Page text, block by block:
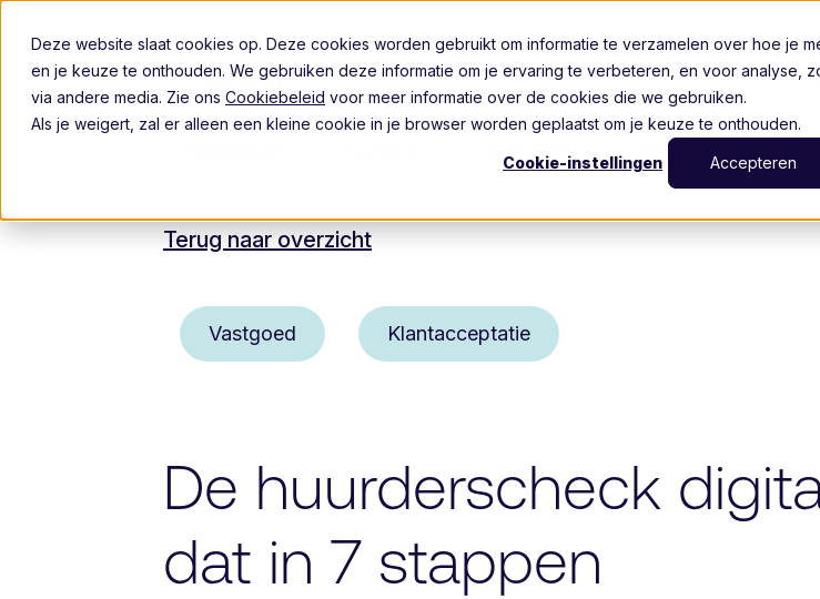
Deze website slaat cookies op. Deze cookies worden gebruikt om informatie te verzamelen over hoe je
en je keuze te onthouden. We gebruiken deze informatie om je ervaring te verbeteren, en voor analyse,
via andere media. Zie ons Cookiebeleid voor meer informatie over de cookies die we gebruiken.
Als je weigert, zal er alleen een kleine cookie in je browser worden geplaatst om je keuze te onthouden.
Cookie-instellingen Accepteren
Over Ockto Klantcases
Terug naar overzicht
Vastgoed Klantacceptatie
De huurderscheck
dat in 7 stappen